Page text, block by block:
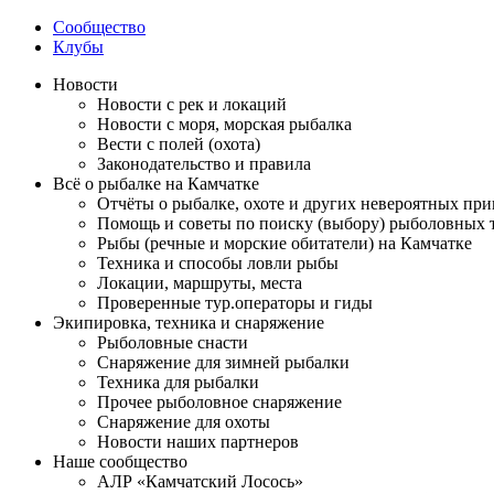
Сообщество
Клубы
Новости
Новости с рек и локаций
Новости с моря, морская рыбалка
Вести с полей (охота)
Законодательство и правила
Всё о рыбалке на Камчатке
Отчёты о рыбалке, охоте и других невероятных
Помощь и советы по поиску (выбору) рыболовных
Рыбы (речные и морские обитатели) на Камчатке
Техника и способы ловли рыбы
Локации, маршруты, места
Проверенные тур.операторы и гиды
Экипировка, техника и снаряжение
Рыболовные снасти
Снаряжение для зимней рыбалки
Техника для рыбалки
Прочее рыболовное снаряжение
Снаряжение для охоты
Новости наших партнеров
Наше сообщество
АЛР «Камчатский Лосось»